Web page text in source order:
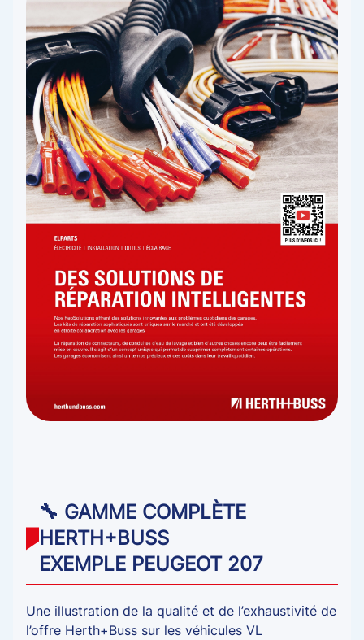
🔧 GAMME COMPLÈTE
HERTH+BUSS
EXEMPLE PEUGEOT 207
Une illustration de la qualité et de l’exhaustivité de
l’offre Herth+Buss sur les véhicules VL